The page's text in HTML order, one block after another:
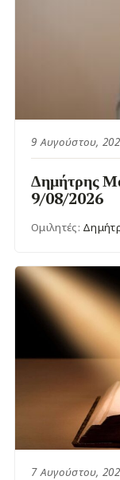
9 Αυγούστου,
Δημήτρης
9/08/2026
Ομιλητές:
7 Αυγούστου,